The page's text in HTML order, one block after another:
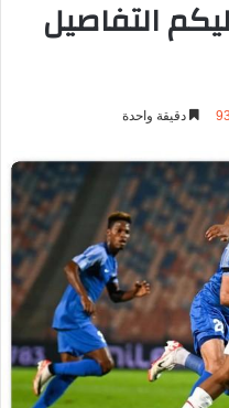
التفاصيل
دقيقة واحدة